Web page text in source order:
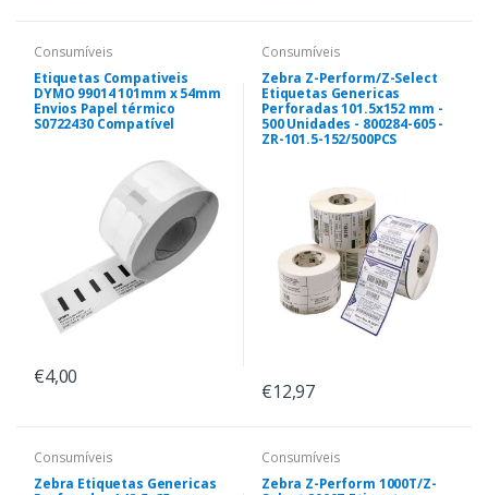
Consumíveis
Etiquetas Compativeis
DYMO 99014 101mm x 54mm
Envios Papel térmico
S0722430 Compatível
€4,00
Consumíveis
Zebra Z-Perform/Z-Select
Etiquetas Genericas
Perforadas 101.5x152 mm -
500 Unidades - 800284-605 -
ZR-101.5-152/500PCS
€12,97
Consumíveis
Zebra Etiquetas Genericas
Consumíveis
Zebra Z-Perform 1000T/Z-